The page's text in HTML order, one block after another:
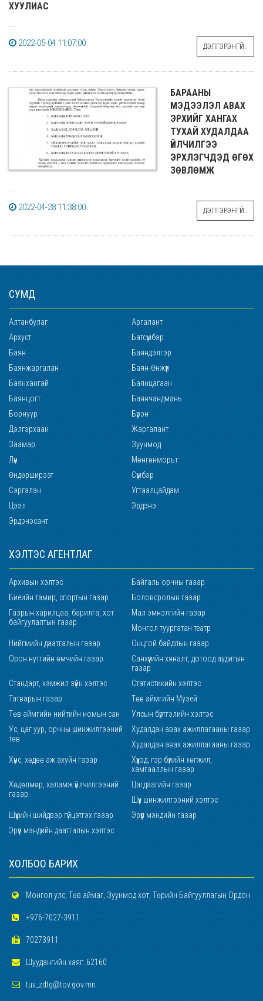
ХУУЛИАС
...
2022-05-04 11:07:00
ДЭЛГЭРЭНГҮЙ..
БАРААНЫ
МЭДЭЭЛЭЛ АВАХ
ЭРХИЙГ ХАНГАХ
ТУХАЙ ХУДАЛДАА
ҮЙЛЧИЛГЭЭ
ЭРХЛЭГЧДЭД ӨГӨХ
ЗӨВЛӨМЖ
...
2022-04-28 11:38:00
ДЭЛГЭРЭНГҮЙ..
СУМД
Алтанбулаг
Аргалант
Архуст
Батсүмбэр
Баян
Баяндэлгэр
Баянжаргалан
Баян-Өнжүүл
Баянхангай
Баянцагаан
Баянцогт
Баянчандмань
Борнуур
Бүрэн
Дэлгэрхаан
Жаргалант
Заамар
Зуунмод
Лүн
Мөнгөнморьт
Өндөрширээт
Сүмбэр
Сэргэлэн
Угтаалцайдам
Цээл
Эрдэнэ
Эрдэнэсант
ХЭЛТЭС АГЕНТЛАГ
Архивын хэлтэс
Байгаль орчны газар
Биеийн тамир, спортын газар
Боловсролын газар
Газрын харилцаа, барилга, хот
байгуулалтын газар
Мал эмнэлгийн газар
Монгол туургатан театр
Нийгмийн даатгалын газар
Онцгой байдлын газар
Орон нутгийн өмчийн газар
Санхүүгийн хяналт, дотоод аудитын
газар
Стандарт, хэмжил зүйн хэлтэс
Статистикийн хэлтэс
Татварын газар
Төв аймгийн Музей
Төв аймгийн нийтийн номын сан
Улсын бүртгэлийн хэлтэс
Ус, цаг уур, орчны шинжилгээний
төв
Худалдан авах ажиллагааны газар
Худалдан авах ажиллагааны газар
Хүнс, хөдөө аж ахуйн газар
Хүүхэд, гэр бүлийн хөгжил,
хамгааллын газар
Хөдөлмөр, халамж үйлчилгээний
газар
Цагдаагийн газар
Шүүх шинжилгээний хэлтэс
Шүүхийн шийдвэр гүйцэтгэх газар
Эрүүл мэндийн газар
Эрүүл мэндийн даатгалын хэлтэс
ХОЛБОО БАРИХ
Монгол улс, Төв аймаг, Зуунмод хот, Төрийн Байгууллагын Ордон
+976-7027-3911
70273911
Шуудангийн хаяг: 62160
tuv_zdtg@tov.gov.mn